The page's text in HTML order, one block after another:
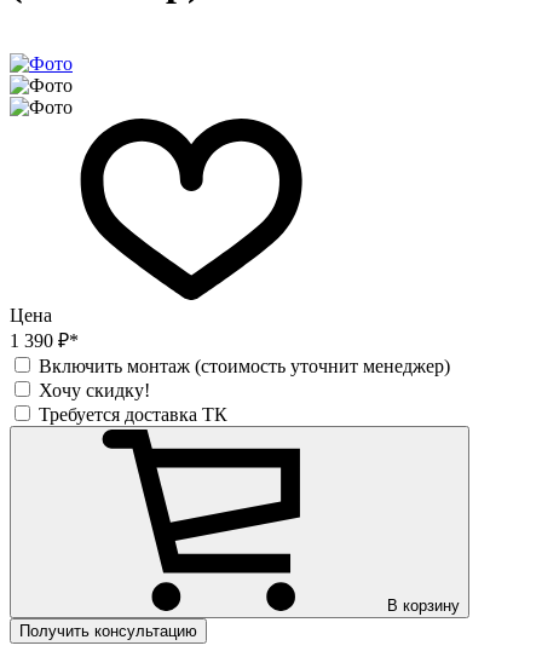
Цена
1 390 ₽*
Включить монтаж (стоимость уточнит менеджер)
Хочу скидку!
Требуется доставка ТК
В корзину
Получить консультацию